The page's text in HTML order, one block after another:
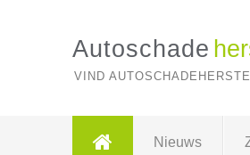
Autoschade
VIND
Nieuws